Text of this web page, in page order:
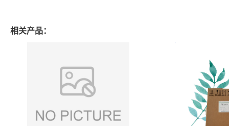
相关产品：